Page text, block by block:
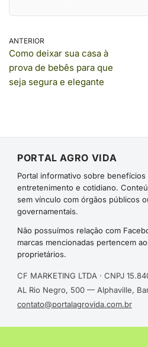
ANTERIOR
Como deixar sua casa à
prova de bebês para que
seja segura e elegante
PORTAL AGRO VIDA
Portal informativo sobre
entretenimento e cotidiano.
sem vínculo com órgãos públicos
governamentais.
Não possuímos relação com
marcas mencionadas pertencem
proprietários.
CF MARKETING LTDA · CNPJ
AL Rio Negro, 500 — Alphaville,
contato@portalagrovida.com.br